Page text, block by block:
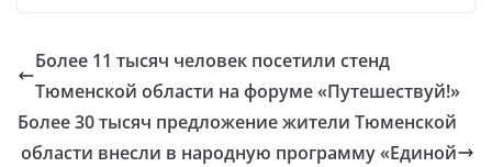
Более 11 тысяч человек посетили стенд
Тюменской области на форуме «Путешествуй!»
Более 30 тысяч предложение жители Тюменской
области внесли в народную программу «Единой